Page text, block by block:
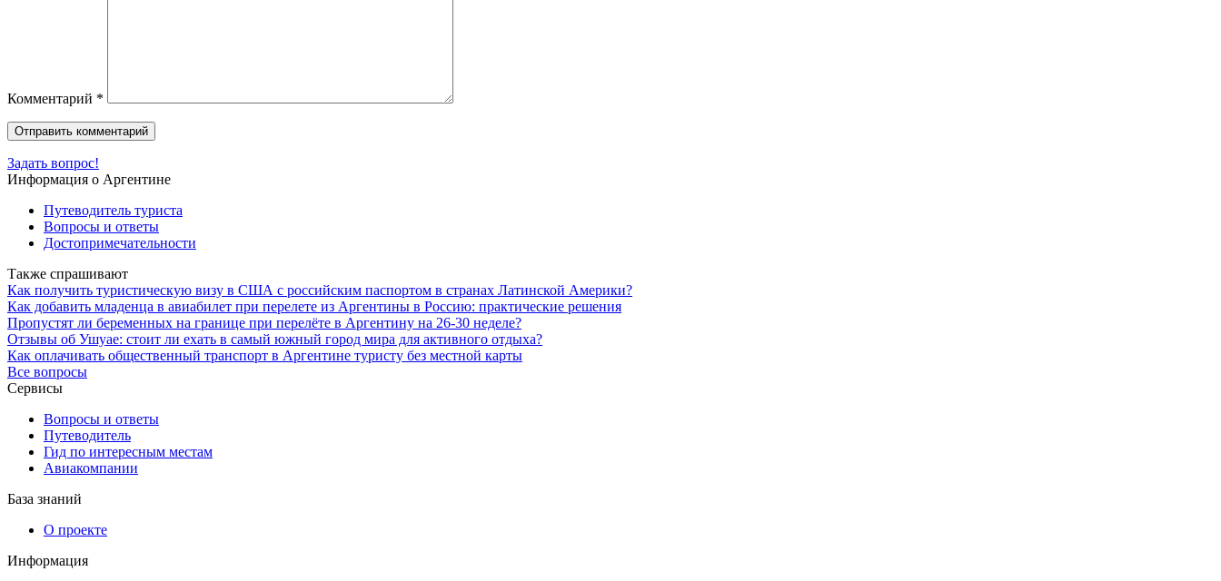
Комментарий *
Задать вопрос!
Информация о Аргентине
Путеводитель туриста
Вопросы и ответы
Достопримечательности
Также спрашивают
Как получить туристическую визу в США с российским паспортом в странах Латинской Америки?
Как добавить младенца в авиабилет при перелете из Аргентины в Россию: практические решения
Пропустят ли беременных на границе при перелёте в Аргентину на 26-30 неделе?
Отзывы об Ушуае: стоит ли ехать в самый южный город мира для активного отдыха?
Как оплачивать общественный транспорт в Аргентине туристу без местной карты
Все вопросы
Сервисы
Вопросы и ответы
Путеводитель
Гид по интересным местам
Авиакомпании
База знаний
О проекте
Информация